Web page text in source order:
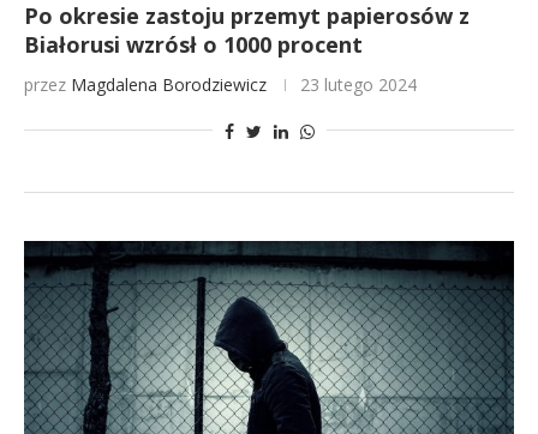
Po okresie zastoju przemyt papierosów z
Białorusi wzrósł o 1000 procent
przez Magdalena Borodziewicz 23 lutego 2024